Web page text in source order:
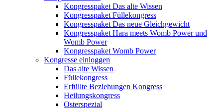
Kongresspaket Das alte Wissen
Kongresspaket Füllekongress
Kongresspaket Das neue Gleichgewicht
Kongresspaket Hara meets Womb Power und
Womb Power
Kongresspaket Womb Power
Kongresse einloggen
Das alte Wissen
Füllekongress
Erfüllte Beziehungen Kongress
Heilungskongress
Osterspezial